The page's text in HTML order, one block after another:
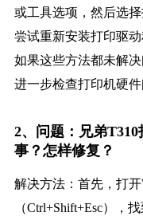
或工具选项，然后选
尝试重新安装打印驱
如果这些方法都未解
进一步检查打印机硬件
2、问题：兄弟
事？怎样修复？
解决方法：首先，打
（Ctrl+Shift+Esc），